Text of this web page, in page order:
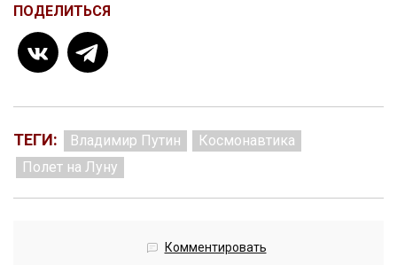
ПОДЕЛИТЬСЯ
ТЕГИ: Владимир Путин
Космонавтика
Полет на Луну
Комментировать